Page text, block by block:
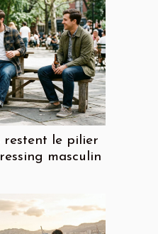
restent le pilier
masculin